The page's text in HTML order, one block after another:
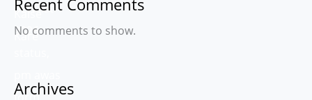
Recent Comments
No comments to show.
Archives